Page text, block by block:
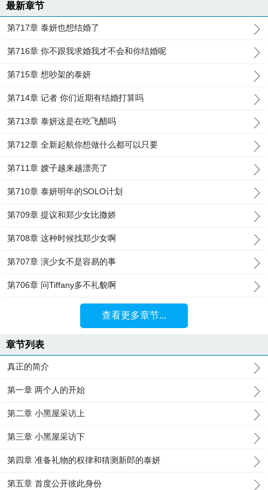
最新章节
第717章 泰妍也想结婚了
第716章 你不跟我求婚我才不会和你结婚呢
第715章 想吵架的泰妍
第714章 记者 你们近期有结婚打算吗
第713章 泰妍这是在吃飞醋吗
第712章 全新起航你想做什么都可以只要
第711章 嫂子越来越漂亮了
第710章 泰妍明年的SOLO计划
第709章 提议和郑少女比撒娇
第708章 这种时候找郑少女啊
第707章 演少女不是容易的事
第706章 问Tiffany多不礼貌啊
查看更多章节...
章节列表
真正的简介
第一章 两个人的开始
第二章 小黑屋采访上
第三章 小黑屋采访下
第四章 准备礼物的权律和猜测新郎的泰妍
第五章 首度公开彼此身份